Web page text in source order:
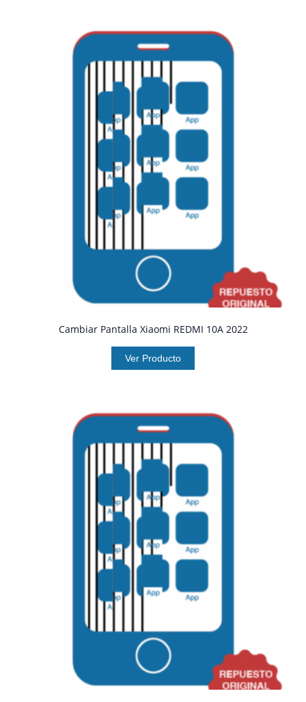
Cambiar Pantalla Xiaomi REDMI 10A 2022
Ver Producto